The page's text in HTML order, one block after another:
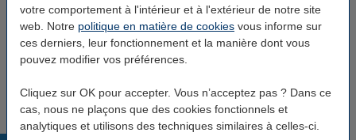
votre comportement à l'intérieur et à l'extérieur de notre site
web. Notre politique en matière de cookies vous informe sur
ces derniers, leur fonctionnement et la manière dont vous
pouvez modifier vos préférences.
Cliquez sur OK pour accepter. Vous n’acceptez pas ? Dans ce
cas, nous ne plaçons que des cookies fonctionnels et
analytiques et utilisons des techniques similaires à celles-ci.
Bon plan : commandez également
Rapid R5050 cartouche d'agrafes (5000 agrafes)
43,95 €